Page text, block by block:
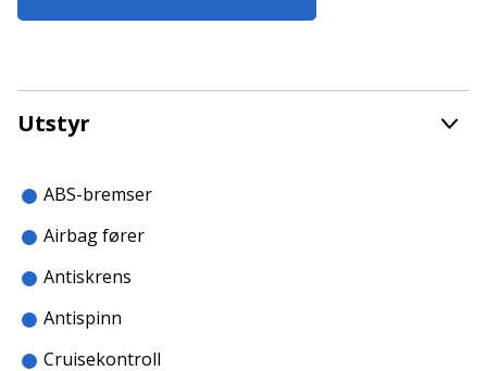
Utstyr
ABS-bremser
Airbag fører
Antiskrens
Antispinn
Cruisekontroll